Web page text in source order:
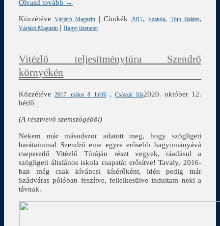
Olvasd tovább →
Közzétéve
Várjáró Magazin |Címkék 2017, Szanda, Tóth Balázs,
Várjáró Magazin |Hagyj üzenetet
Vitézlő teljesítménytúra Szendrő
környékén
Közzétéve2017. május 8. hétfő ,Császár Ida2020. október 12.
hétfő
(A résztvevő szemszögéből)
Nekem már másodszor adatott meg, hogy szögligeti
barátaimmal Szendrő eme egyre erősebb hagyományává
cseperedő Vitézlő Túráján részt vegyek, ráadásul a
szögligeti általános iskola csapatát erősítve! Tavaly, 2016-
ban még csak kíváncsi kísérőként, idén pedig már
Szádváras pólóban feszítve, fellelkesülve indultam neki a
távnak.